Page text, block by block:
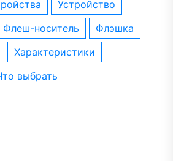
устройство
флеш-носитель
флэшка
характеристики
что выбрать